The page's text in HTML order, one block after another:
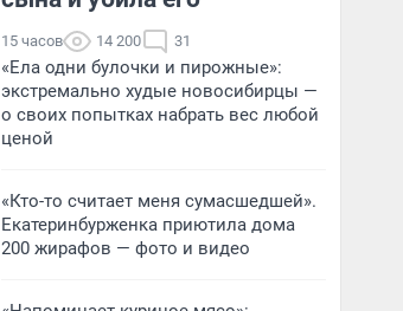
15 часов 14 200 31
«Ела одни булочки и пирожные»:
экстремально худые новосибирцы —
о своих попытках набрать вес любой
ценой
«Кто-то считает меня сумасшедшей».
Екатеринбурженка приютила дома
200 жирафов — фото и видео